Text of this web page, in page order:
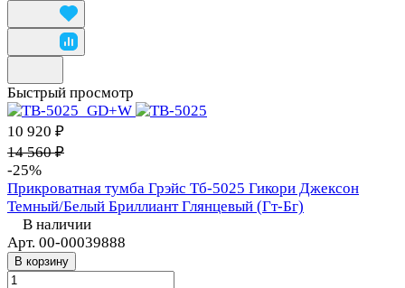
Быстрый просмотр
10 920 ₽
14 560 ₽
-25%
Прикроватная тумба Грэйс Тб-5025 Гикори Джексон
Темный/Белый Бриллиант Глянцевый (Гт-Бг)
В наличии
Арт. 00-00039888
В корзину